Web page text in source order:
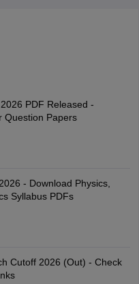
PDF Released -
Question Papers
- Download Physics,
Syllabus PDFs
Cutoff 2026 (Out) - Check